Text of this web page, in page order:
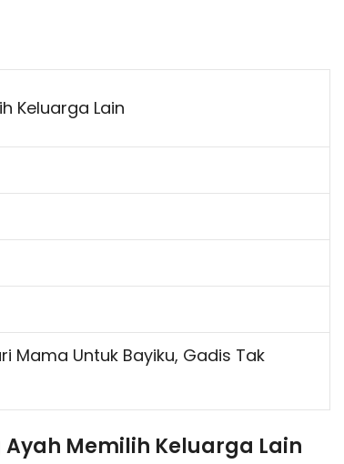
Keluarga Lain
Mama Untuk Bayiku, Gadis Tak
Memilih Keluarga Lain